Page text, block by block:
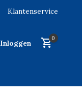
Klantenservice
Inloggen
0